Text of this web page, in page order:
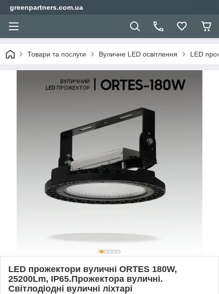
greenpartners.com.ua
Товари та послуги Вуличне LED освітлення LED
LED прожектори вуличні ORTES 180W,
25200Lm, IP65.Прожектора вуличні.
Світлодіодні вуличні ліхтарі